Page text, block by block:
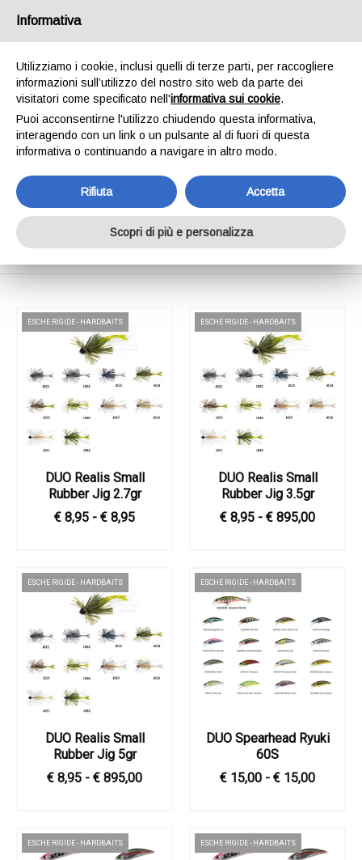
SPEDIAMO IN 24/48H - SPEDIZIONI GRATUITE
INVIA MESSAGGIO
Shop Online
Home
ESCHE RIGIDE - HARDBAITS
DUO Realis Small
Rubber Jig 2.7gr
€ 8,95 - € 8,95
ESCHE RIGIDE - HARDBAITS
DUO Realis Small
Rubber Jig 3.5gr
€ 8,95 - € 895,00
ESCHE RIGIDE - HARDBAITS
DUO Realis Small
Rubber Jig 5gr
€ 8,95 - € 895,00
ESCHE RIGIDE - HARDBAITS
DUO Spearhead Ryuki
60S
€ 15,00 - € 15,00
ESCHE RIGIDE - HARDBAITS ESCHE RIGIDE - HARDBAITS
Informativa
Utilizziamo i cookie, inclusi quelli di terze parti, per raccogliere
informazioni sull’utilizzo del nostro sito web da parte dei
visitatori come specificato nell'informativa sui cookie.
Puoi acconsentirne l'utilizzo chiudendo questa informativa,
interagendo con un link o un pulsante al di fuori di questa
informativa o continuando a navigare in altro modo.
Rifiuta Accetta
Scopri di più e personalizza